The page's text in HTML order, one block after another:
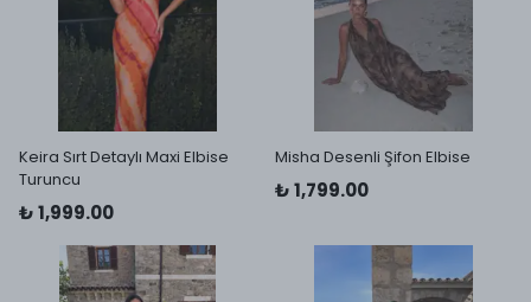
Keira Sırt Detaylı Maxi Elbise
Turuncu
₺ 1,999.00
Misha Desenli Şifon Elbise
₺ 1,799.00